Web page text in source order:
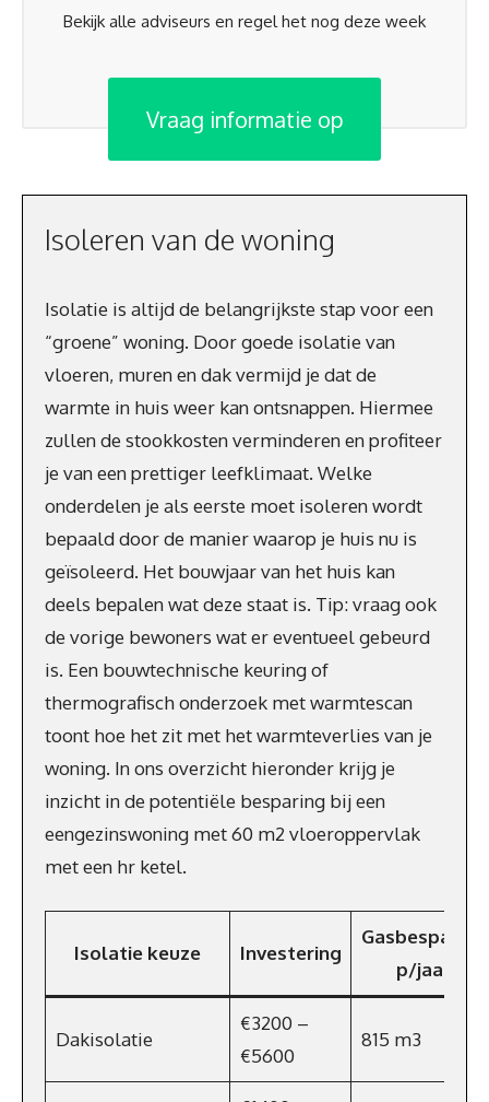
Bekijk alle adviseurs en regel het nog deze week
Vraag informatie op
Isoleren van de woning
Isolatie is altijd de belangrijkste stap voor een
“groene” woning. Door goede isolatie van
vloeren, muren en dak vermijd je dat de
warmte in huis weer kan ontsnappen. Hiermee
zullen de stookkosten verminderen en profiteer
je van een prettiger leefklimaat. Welke
onderdelen je als eerste moet isoleren wordt
bepaald door de manier waarop je huis nu is
geïsoleerd. Het bouwjaar van het huis kan
deels bepalen wat deze staat is. Tip: vraag ook
de vorige bewoners wat er eventueel gebeurd
is. Een bouwtechnische keuring of
thermografisch onderzoek met warmtescan
toont hoe het zit met het warmteverlies van je
woning. In ons overzicht hieronder krijg je
inzicht in de potentiële besparing bij een
eengezinswoning met 60 m2 vloeroppervlak
met een hr ketel.
Isolatie keuze Investering
Gasbesparing
p/jaar
Dakisolatie
€3200 –
€5600
815 m3